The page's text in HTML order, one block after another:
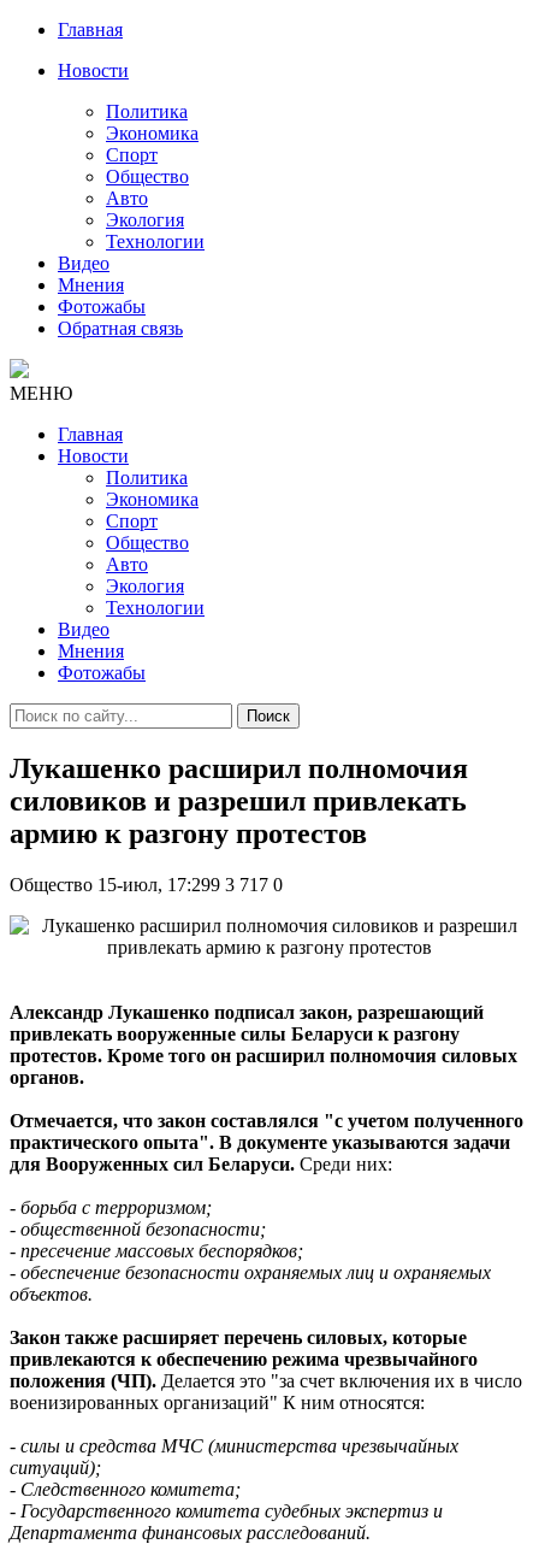
Главная
Новости
Политика
Экономика
Спорт
Общество
Авто
Экология
Технологии
Видео
Мнения
Фотожабы
Обратная связь
МЕНЮ
Главная
Новости
Политика
Экономика
Спорт
Общество
Авто
Экология
Технологии
Видео
Мнения
Фотожабы
Поиск
Лукашенко расширил полномочия
силовиков и разрешил привлекать
армию к разгону протестов
Общество 15-июл, 17:299 3 717 0
Александр Лукашенко подписал закон, разрешающий
привлекать вооруженные силы Беларуси к разгону
протестов. Кроме того он расширил полномочия силовых
органов.
Отмечается, что закон составлялся "с учетом полученного
практического опыта". В документе указываются задачи
для Вооруженных сил Беларуси. Среди них:
- борьба с терроризмом;
- общественной безопасности;
- пресечение массовых беспорядков;
- обеспечение безопасности охраняемых лиц и охраняемых
объектов.
Закон также расширяет перечень силовых, которые
привлекаются к обеспечению режима чрезвычайного
положения (ЧП). Делается это "за счет включения их в число
военизированных организаций" К ним относятся:
- силы и средства МЧС (министерства чрезвычайных
ситуаций);
- Следственного комитета;
- Государственного комитета судебных экспертиз и
Департамента финансовых расследований.